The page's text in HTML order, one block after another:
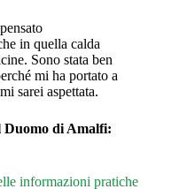
in quella calda
Sono stata ben
mi ha portato a
sarei aspettata.
Duomo di Amalfi: